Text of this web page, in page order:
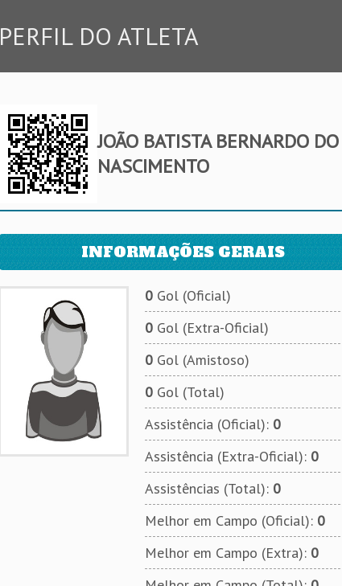
PERFIL DO ATLETA
JOÃO BATISTA BERNARDO DO
NASCIMENTO
INFORMAÇÕES GERAIS
0Gol (Oficial)
0Gol (Extra-Oficial)
0Gol (Amistoso)
0Gol (Total)
Assistência (Oficial): 0
Assistência (Extra-Oficial): 0
Assistências (Total): 0
Melhor em Campo (Oficial): 0
Melhor em Campo (Extra): 0